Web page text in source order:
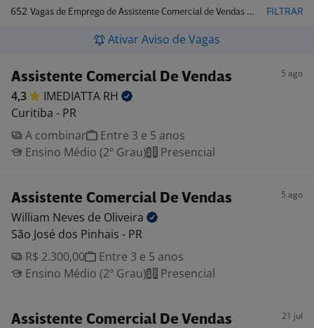
652 Vagas de Emprego de Assistente Comercial de Vendas em Paraná FILTRAR
Ativar Aviso de Vagas
Assistente Comercial De Vendas 5 ago
4,3 IMEDIATTA RH
Curitiba - PR
A combinar
Entre 3 e 5 anos
Ensino Médio (2º Grau)
Presencial
Assistente Comercial De Vendas 5 ago
William Neves de Oliveira
São José dos Pinhais - PR
R$ 2.300,00
Entre 3 e 5 anos
Ensino Médio (2º Grau)
Presencial
Assistente Comercial De Vendas 21 jul